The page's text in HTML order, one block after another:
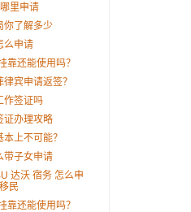
里申请
你了解多少
么申请
靠还能使用吗？
宾申请返签？
作签证吗
证办理攻略
上不可能？
带子女申请
达沃 宿务 怎么申
民
靠还能使用吗？